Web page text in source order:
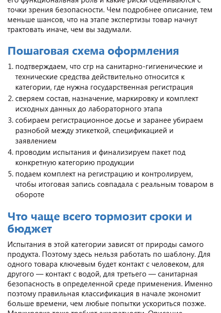
точки зрения безопасности. Чем подробнее описание, тем
меньше шансов, что на этапе экспертизы товар начнут
трактовать иначе, чем вы задумали.
Пошаговая схема оформления
подтверждаем, что сгр на санитарно‑гигиенические и
технические средства действительно относится к
категории, где нужна государственная регистрация
сверяем состав, назначение, маркировку и комплект
исходных данных до лабораторного этапа
собираем регистрационное досье и заранее убираем
разнобой между этикеткой, спецификацией и
заявлением
проводим испытания и финализируем пакет под
конкретную категорию продукции
подаем комплект на регистрацию и контролируем,
чтобы итоговая запись совпадала с реальным товаром в
обороте
Что чаще всего тормозит сроки и
бюджет
Испытания в этой категории зависят от природы самого
продукта. Поэтому здесь нельзя работать по шаблону. Для
одного товара ключевым будет контакт с человеком, для
другого — контакт с водой, для третьего — санитарная
безопасность в определенной среде применения. Именно
поэтому правильная классификация в начале экономит
больше времени, чем любые попытки ускориться позже.